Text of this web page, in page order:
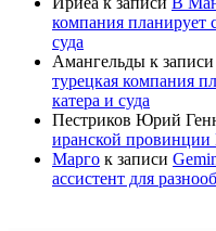
компания планирует
суда
Амангельды к записи
турецкая компания
катера и суда
Пестриков Юрий
иранской провинции
Марго к записи
ассистент для